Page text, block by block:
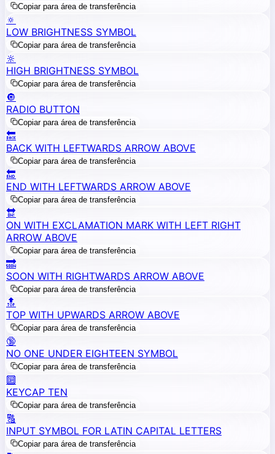
Copiar para área de transferência
🔅
LOW BRIGHTNESS SYMBOL
Copiar para área de transferência
🔆
HIGH BRIGHTNESS SYMBOL
Copiar para área de transferência
🔘
RADIO BUTTON
Copiar para área de transferência
🔙
BACK WITH LEFTWARDS ARROW ABOVE
Copiar para área de transferência
🔚
END WITH LEFTWARDS ARROW ABOVE
Copiar para área de transferência
🔛
ON WITH EXCLAMATION MARK WITH LEFT RIGHT
ARROW ABOVE
Copiar para área de transferência
🔜
SOON WITH RIGHTWARDS ARROW ABOVE
Copiar para área de transferência
🔝
TOP WITH UPWARDS ARROW ABOVE
Copiar para área de transferência
🔞
NO ONE UNDER EIGHTEEN SYMBOL
Copiar para área de transferência
🔟
KEYCAP TEN
Copiar para área de transferência
🔠
INPUT SYMBOL FOR LATIN CAPITAL LETTERS
Copiar para área de transferência